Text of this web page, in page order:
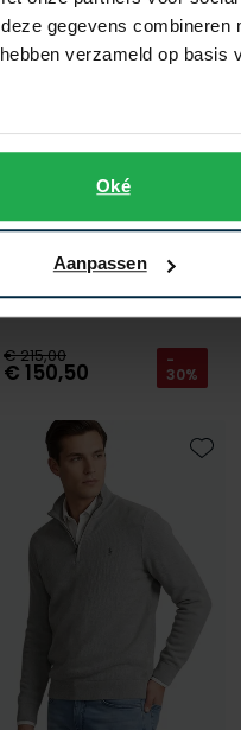
gegevens combineren
verzameld op basis
Oké
Aanpassen
Polo Ralph Lauren
trui bruin
€ 215,00
€ 150,50 -
30%
aan favorieten